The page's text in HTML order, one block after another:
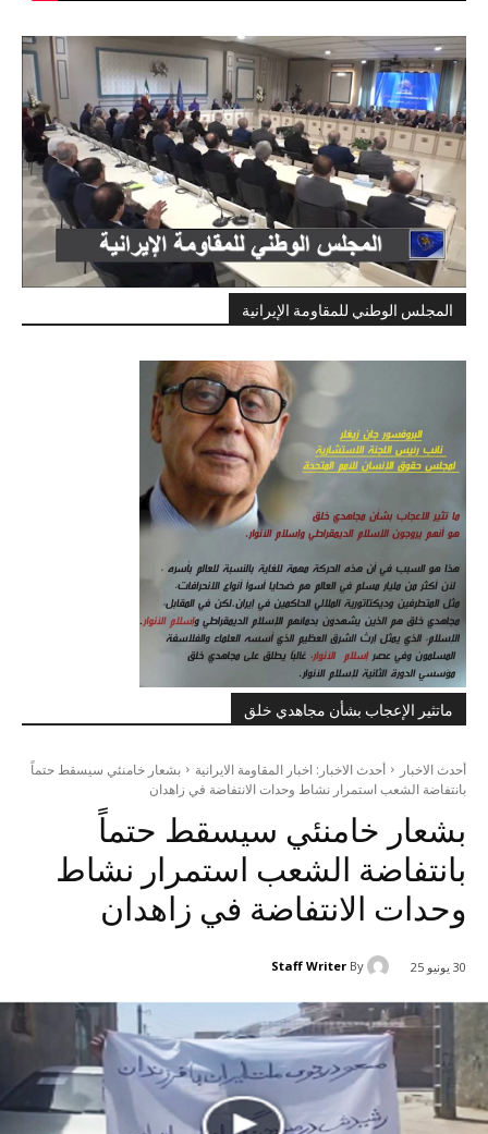
المجلس الوطني للمقاومة الإيرانية
ماتثير الإعجاب بشأن مجاهدي خلق
أحدث الاخبار أحدث الاخبار: اخبار المقاومة الايرانية
بشعار خامنئي سيسقط حتماً
بانتفاضة الشعب استمرار نشاط وحدات الانتفاضة في زاهدان
بشعار خامنئي سيسقط حتماً
بانتفاضة الشعب استمرار نشاط
وحدات الانتفاضة في زاهدان
30 يونيو 25 By
Staff Writer